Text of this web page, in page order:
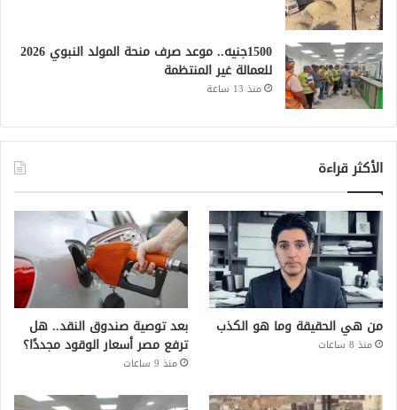
1500جنيه.. موعد صرف منحة المولد النبوي 2026
للعمالة غير المنتظمة
منذ 13 ساعة
الأكثر قراءة
من هي الحقيقة وما هو الكذب
منذ 8 ساعات
بعد توصية صندوق النقد.. هل
ترفع مصر أسعار الوقود مجددًا؟
منذ 9 ساعات